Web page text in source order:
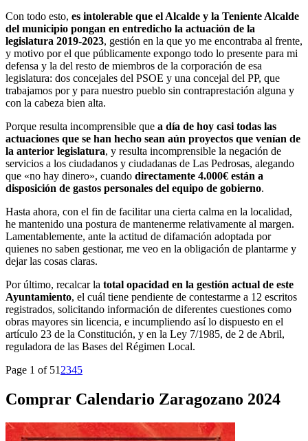
Con todo esto, es intolerable que el Alcalde y la Teniente Alcalde
del municipio pongan en entredicho la actuación de la
legislatura 2019-2023, gestión en la que yo me encontraba al frente,
y motivo por el que públicamente expongo todo lo presente para mi
defensa y la del resto de miembros de la corporación de esa
legislatura: dos concejales del PSOE y una concejal del PP, que
trabajamos por y para nuestro pueblo sin contraprestación alguna y
con la cabeza bien alta.
Porque resulta incomprensible que a día de hoy casi todas las
actuaciones que se han hecho sean aún proyectos que venían de
la anterior legislatura, y resulta incomprensible la negación de
servicios a los ciudadanos y ciudadanas de Las Pedrosas, alegando
que «no hay dinero», cuando directamente 4.000€ están a
disposición de gastos personales del equipo de gobierno.
Hasta ahora, con el fin de facilitar una cierta calma en la localidad,
he mantenido una postura de mantenerme relativamente al margen.
Lamentablemente, ante la actitud de difamación adoptada por
quienes no saben gestionar, me veo en la obligación de plantarme y
dejar las cosas claras.
Por último, recalcar la total opacidad en la gestión actual de este
Ayuntamiento, el cuál tiene pendiente de contestarme a 12 escritos
registrados, solicitando información de diferentes cuestiones como
obras mayores sin licencia, e incumpliendo así lo dispuesto en el
artículo 23 de la Constitución, y en la Ley 7/1985, de 2 de Abril,
reguladora de las Bases del Régimen Local.
Page 1 of 51 2345
Comprar Calendario Zaragozano 2024